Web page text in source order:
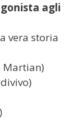
agli
vera storia
Martian)